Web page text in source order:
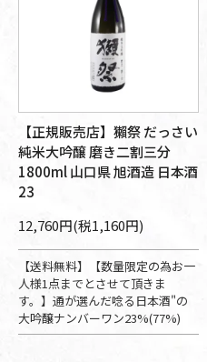
【正規販売店】獺祭 だっさい
純米大吟醸 磨き二割三分
1800ml 山口県 旭酒造 日本酒
23
12,760円(税1,160円)
【送料無料】【数量限定の為お一
人様1点までとさせて頂きま
す。】通が選んだ唸る日本酒"の
大吟醸ナンバーワン23%(77%)